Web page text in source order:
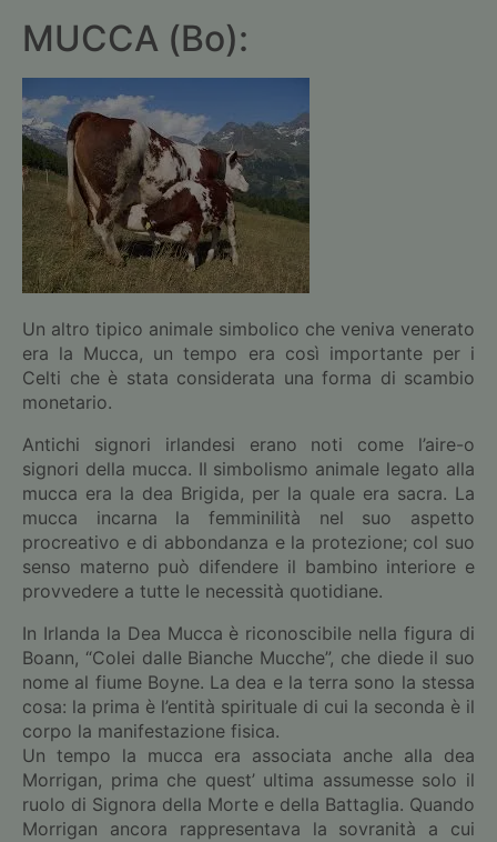
MUCCA (Bo):
Un altro tipico animale simbolico che veniva venerato
era la Mucca, un tempo era così importante per i
Celti che è stata considerata una forma di scambio
monetario.
Antichi signori irlandesi erano noti come l’aire-o
signori della mucca. Il simbolismo animale legato alla
mucca era la dea Brigida, per la quale era sacra. La
mucca incarna la femminilità nel suo aspetto
procreativo e di abbondanza e la protezione; col suo
senso materno può difendere il bambino interiore e
provvedere a tutte le necessità quotidiane.
In Irlanda la Dea Mucca è riconoscibile nella figura di
Boann, “Colei dalle Bianche Mucche”, che diede il suo
nome al fiume Boyne. La dea e la terra sono la stessa
cosa: la prima è l’entità spirituale di cui la seconda è il
corpo la manifestazione fisica.
Un tempo la mucca era associata anche alla dea
Morrigan, prima che quest’ ultima assumesse solo il
ruolo di Signora della Morte e della Battaglia. Quando
Morrigan ancora rappresentava la sovranità a cui